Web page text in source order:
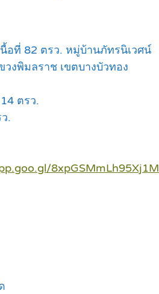
อที่ 82 ตรว. หมู่บ้านภัทรนิเวศน์
งพิมลราช เขตบางบัวทอง
ตรว.
.